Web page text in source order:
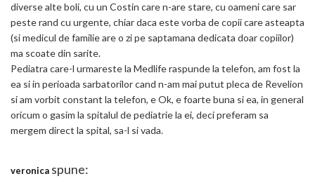
diverse alte boli, cu un Costin care n-are stare, cu oameni care sar
peste rand cu urgente, chiar daca este vorba de copii care asteapta
(si medicul de familie are o zi pe saptamana dedicata doar copiilor)
ma scoate din sarite.
Pediatra care-l urmareste la Medlife raspunde la telefon, am fost la
ea si in perioada sarbatorilor cand n-am mai putut pleca de Revelion
si am vorbit constant la telefon, e Ok, e foarte buna si ea, in general
oricum o gasim la spitalul de pediatrie la ei, deci preferam sa
mergem direct la spital, sa-l si vada.
veronica spune: